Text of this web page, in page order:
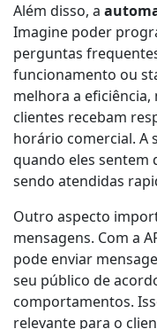
Além disso, a
Imagine poder
perguntas
funcionamento ou
melhora a
clientes recebam
horário comercial. A
quando eles sentem
sendo atendidas
Outro aspecto
mensagens. Com a
pode enviar
seu público de
comportamentos.
relevante para o